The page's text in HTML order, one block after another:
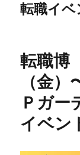
転職イベ
転職博
（金
Ｐガー
イベン